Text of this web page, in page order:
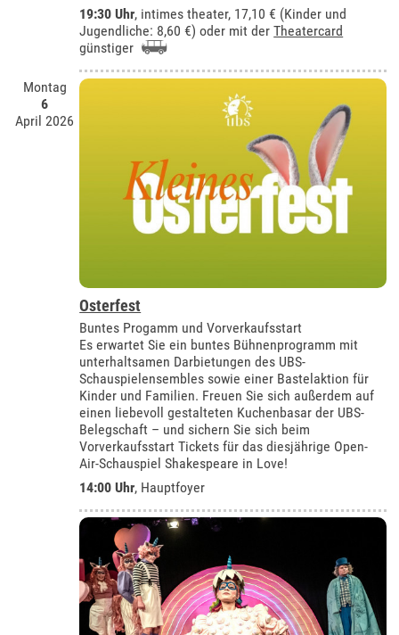
19:30 Uhr, intimes theater, 17,10 € (Kinder und
Jugendliche: 8,60 €) oder mit derTheatercard
günstiger
Montag
6
April 2026
Osterfest
Buntes Progamm und Vorverkaufsstart
Es erwartet Sie ein buntes Bühnenprogramm mit
unterhaltsamen Darbietungen des UBS-
Schauspielensembles sowie einer Bastelaktion für
Kinder und Familien. Freuen Sie sich außerdem auf
einen liebevoll gestalteten Kuchenbasar der UBS-
Belegschaft – und sichern Sie sich beim
Vorverkaufsstart Tickets für das diesjährige Open-
Air-Schauspiel Shakespeare in Love!
14:00 Uhr, Hauptfoyer